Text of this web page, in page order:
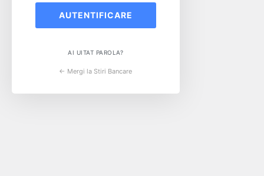
AI UITAT PAROLA?
← Mergi la Stiri Bancare